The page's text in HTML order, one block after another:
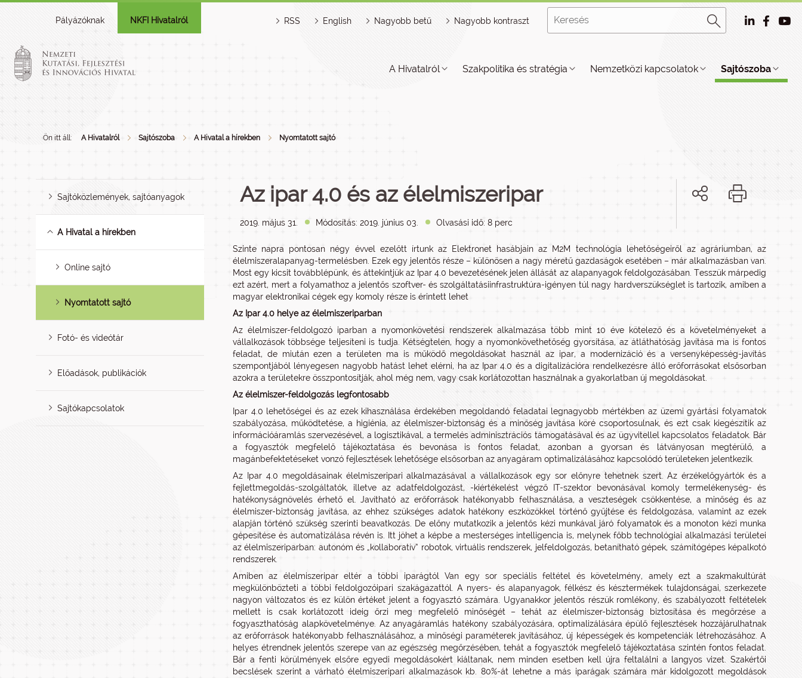
Pályázóknak NKFI Hivatalról RSS English Nagyobb betű Nagyobb kontraszt
A Hivatalról Szakpolitika és stratégia Nemzetközi kapcsolatok Sajtószoba
Ön itt áll: A Hivatalról Sajtószoba A Hivatal a hírekben Nyomtatott sajtó
Sajtóközlemények, sajtóanyagok
A Hivatal a hírekben
Online sajtó
Nyomtatott sajtó
Fotó- és videótár
Előadások, publikációk
Sajtókapcsolatok
Az ipar 4.0 és az élelmiszeripar
2019. május 31. Módosítás: 2019. június 03. Olvasási idő: 8 perc
Szinte napra pontosan négy évvel ezelőtt írtunk az Elektronet hasábjain az M2M technológia lehetőségeiről az agráriumban, az
élelmiszeralapanyag-termelésben. Ezek egy jelentős része – különösen a nagy méretű gazdaságok esetében – már alkalmazásban van.
Most egy kicsit továbblépünk, és áttekintjük az Ipar 4.0 bevezetésének jelen állását az alapanyagok feldolgozásában. Tesszük márpedig
ezt azért, mert a folyamathoz a jelentős szoftver- és szolgáltatásiinfrastruktúra-igényen túl nagy hardverszükséglet is tartozik, amiben a
magyar elektronikai cégek egy komoly része is érintett lehet
Az Ipar 4.0 helye az élelmiszeriparban
Az élelmiszer-feldolgozó iparban a nyomonkövetési rendszerek alkalmazása több mint 10 éve kötelező és a követelményeket a
vállalkozások többsége teljesíteni is tudja. Kétségtelen, hogy a nyomonkövethetőség gyorsítása, az átláthatóság javítása ma is fontos
feladat, de miután ezen a területen ma is működő megoldásokat használ az ipar, a modernizáció és a versenyképesség-javítás
szempontjából lényegesen nagyobb hatást lehet elérni, ha az Ipar 4.0 és a digitalizációra rendelkezésre álló erőforrásokat elsősorban
azokra a területekre összpontosítják, ahol még nem, vagy csak korlátozottan használnak a gyakorlatban új megoldásokat.
Az élelmiszer-feldolgozás legfontosabb
Ipar 4.0 lehetőségei és az ezek kihasználása érdekében megoldandó feladatai legnagyobb mértékben az üzemi gyártási folyamatok
szabályozása, működtetése, a higiénia, az élelmiszer-biztonság és a minőség javítása köré csoportosulnak, és ezt csak kiegészítik az
információáramlás szervezésével, a logisztikával, a termelés adminisztrációs támogatásával és az ügyvitellel kapcsolatos feladatok. Bár
a fogyasztók megfelelő tájékoztatása és bevonása is fontos feladat, azonban a gyorsan és látványosan megtérülő, a
magánbefektetéseket vonzó fejlesztések lehetősége elsősorban az anyagáram optimalizálásához kapcsolódó területeken jelentkezik.
Az Ipar 4.0 megoldásainak élelmiszeripari alkalmazásával a vállalkozások egy sor előnyre tehetnek szert. Az érzékelőgyártók és a
fejlettmegoldás-szolgáltatók, illetve az adatfeldolgozást, -kiértékelést végző IT-szektor bevonásával komoly termelékenység- és
hatékonyságnövelés érhető el. Javítható az erőforrások hatékonyabb felhasználása, a veszteségek csökkentése, a minőség és az
élelmiszer-biztonság javítása, az ehhez szükséges adatok hatékony eszközökkel történő gyűjtése és feldolgozása, valamint az ezek
alapján történő szükség szerinti beavatkozás. De előny mutatkozik a jelentős kézi munkával járó folyamatok és a monoton kézi munka
gépesítése és automatizálása révén is. Itt jöhet a képbe a mesterséges intelligencia is, melynek főbb technológiai alkalmazási területei
az élelmiszeriparban: autonóm és „kollaboratív” robotok, virtuális rendszerek, jelfeldolgozás, betanítható gépek, számítógépes képalkotó
rendszerek.
Amiben az élelmiszeripar eltér a többi iparágtól Van egy sor speciális feltétel és követelmény, amely ezt a szakmakultúrát
megkülönbözteti a többi feldolgozóipari szakágazattól. A nyers- és alapanyagok, félkész és késztermékek tulajdonságai, szerkezete
nagyon változatos és ez külön értéket jelent a fogyasztó számára. Ugyanakkor jelentős részük romlékony, és szabályozott feltételek
mellett is csak korlátozott ideig őrzi meg megfelelő minőségét – tehát az élelmiszer-biztonság biztosítása és megőrzése a
fogyaszthatóság alapkövetelménye. Az anyagáramlás hatékony szabályozására, optimalizálására épülő fejlesztések hozzájárulhatnak
az erőforrások hatékonyabb felhasználásához, a minőségi paraméterek javításához, új képességek és kompetenciák létrehozásához. A
helyes étrendnek jelentős szerepe van az egészség megőrzésében, tehát a fogyasztók megfelelő tájékoztatása szintén fontos feladat.
Bár a fenti körülmények elsőre egyedi megoldásokért kiáltanak, nem minden esetben kell újra feltalálni a langyos vizet. Szakértői
becslések szerint a várható élelmiszeripari alkalmazások kb. 80%-át lehetne a más iparágak számára már kidolgozott megoldások